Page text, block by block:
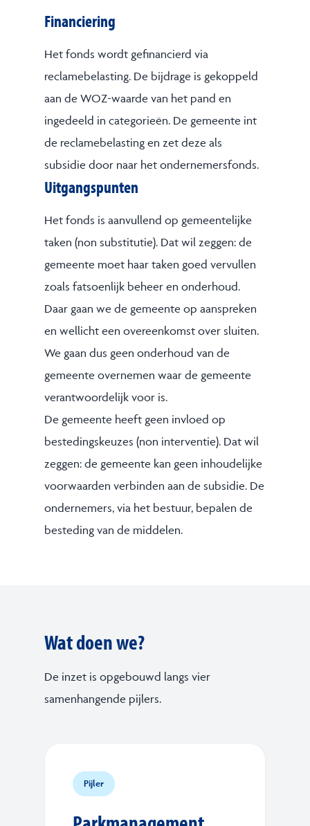
Financiering
Het fonds wordt gefinancierd via
reclamebelasting. De bijdrage is gekoppeld
aan de WOZ-waarde van het pand en
ingedeeld in categorieën. De gemeente int
de reclamebelasting en zet deze als
subsidie door naar het ondernemersfonds.
Uitgangspunten
Het fonds is aanvullend op gemeentelijke
taken (non substitutie). Dat wil zeggen: de
gemeente moet haar taken goed vervullen
zoals fatsoenlijk beheer en onderhoud.
Daar gaan we de gemeente op aanspreken
en wellicht een overeenkomst over sluiten.
We gaan dus geen onderhoud van de
gemeente overnemen waar de gemeente
verantwoordelijk voor is.
De gemeente heeft geen invloed op
bestedingskeuzes (non interventie). Dat wil
zeggen: de gemeente kan geen inhoudelijke
voorwaarden verbinden aan de subsidie. De
ondernemers, via het bestuur, bepalen de
besteding van de middelen.
Wat doen we?
De inzet is opgebouwd langs vier
samenhangende pijlers.
Pijler